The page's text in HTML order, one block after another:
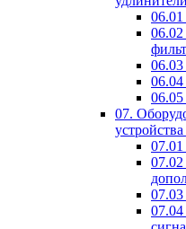
07.
07.02
07.04